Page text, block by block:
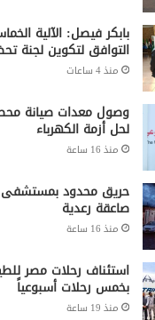
بابكر فيصل: الآلية
التوافق لتكوين لجنة
منذ 4 ساعات
وصول معدات صيانة
لحل أزمة الكهرباء
منذ 16 ساعة
حريق محدود بمستشفى
صاعقة رعدية
منذ 16 ساعة
استئناف رحلات مصر
بخمس رحلات أسبوعياً
منذ 19 ساعة